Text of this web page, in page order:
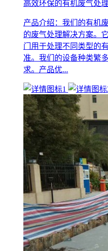
高效环保的有机废气处
产品介绍：我们的有机
的废气处理解决方案。
门用于处理不同类型的
准。我们的设备种类繁
求。产品优...